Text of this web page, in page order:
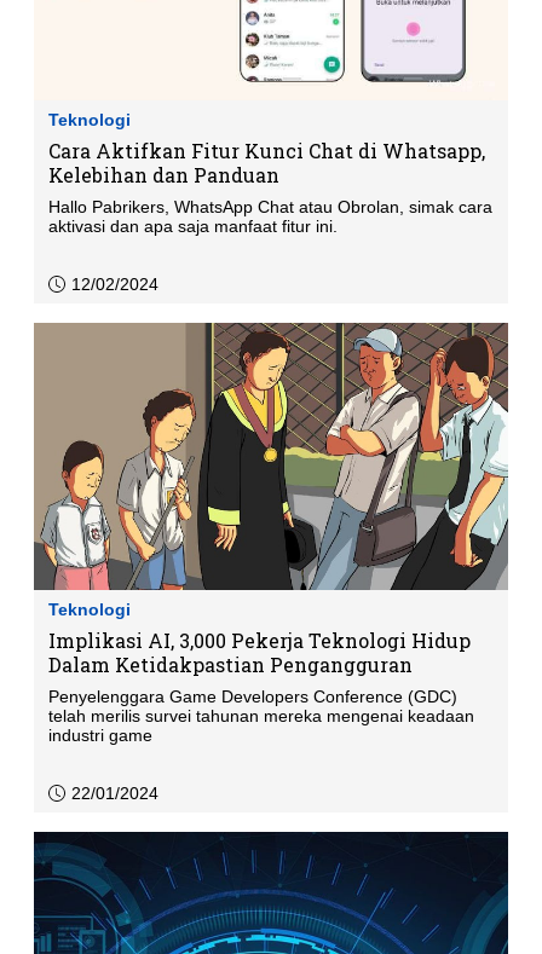
Teknologi
Cara Aktifkan Fitur Kunci Chat di Whatsapp,
Kelebihan dan Panduan
Hallo Pabrikers, WhatsApp Chat atau Obrolan, simak cara
aktivasi dan apa saja manfaat fitur ini.
12/02/2024
Teknologi
Implikasi AI, 3,000 Pekerja Teknologi Hidup
Dalam Ketidakpastian Pengangguran
Penyelenggara Game Developers Conference (GDC)
telah merilis survei tahunan mereka mengenai keadaan
industri game
22/01/2024